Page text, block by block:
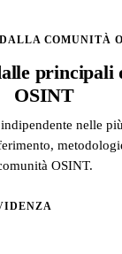
COMUNITÀ
principali
OSINT
nelle
OSINT.